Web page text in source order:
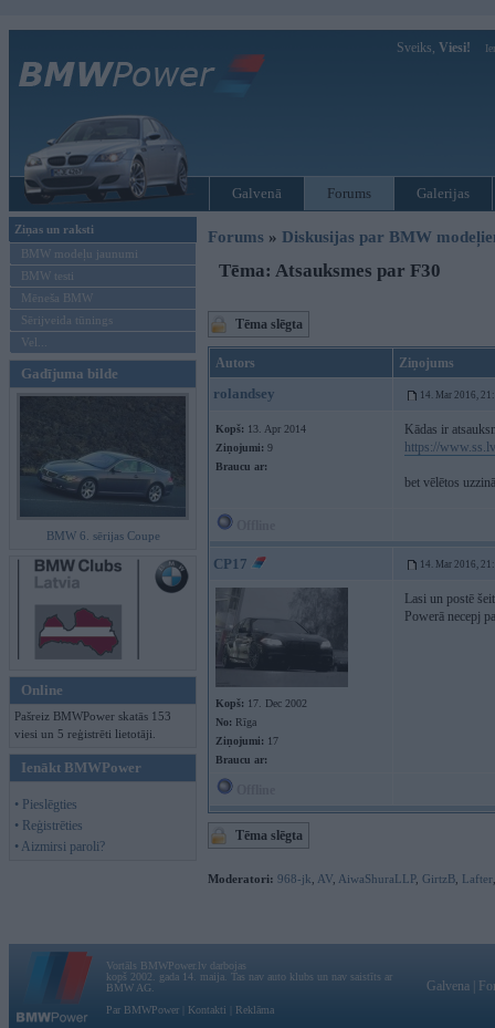
Sveiks, Viesi!
Galvenā Forums Galerijas
Ziņas un raksti
BMW modeļu jaunumi
BMW testi
Mēneša BMW
Sērijveida tūnings
Vel...
Gadījuma bilde
BMW 6. sērijas Coupe
Online
Pašreiz BMWPower skatās 153
viesi un 5 reģistrēti lietotāji.
Ienākt BMWPower
• Pieslēgties
• Reģistrēties
• Aizmirsi paroli?
Forums » Diskusijas par BMW
Tēma: Atsauksmes par F30
Tēma slēgta
Autors Ziņojums
rolandsey 14. Mar 2016,
Kopš: 13. Apr 2014
Ziņojumi: 9
Braucu ar:
Kādas ir
https://
bet vēlētos
CP17 14. Mar 2016,
Kopš: 17. Dec 2002
No: Rīga
Ziņojumi: 17
Braucu ar:
Lasi un postē
Powerā necepj
Tēma slēgta
Moderatori: 968-jk AV AiwaShuraLLP, GirtzB Lafter
Vortāls BMWPower.lv darbojas
kopš 2002. gada 14. maija. Tas nav auto klubs un nav saistīts ar
BMW AG.
Par BMWPower
Kontakti Reklāma
Galvena